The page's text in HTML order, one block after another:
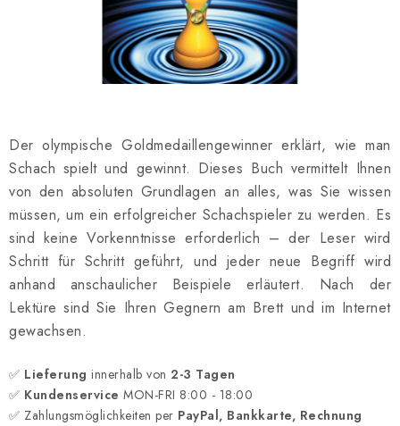
SCHACH-MERCH
SCHACH GESCHENKE
KONTAKT
Kontakt FAQ Über uns
Schachblog
Geschäftsbedingungen
Der olympische Goldmedaillengewinner erklärt, wie man
Schach spielt und gewinnt. Dieses Buch vermittelt Ihnen
von den absoluten Grundlagen an alles, was Sie wissen
müssen, um ein erfolgreicher Schachspieler zu werden. Es
sind keine Vorkenntnisse erforderlich – der Leser wird
Schritt für Schritt geführt, und jeder neue Begriff wird
anhand anschaulicher Beispiele erläutert. Nach der
Lektüre sind Sie Ihren Gegnern am Brett und im Internet
gewachsen.
✅ Lieferung innerhalb von 2-3 Tagen
✅ Kundenservice MON-FRI 8:00 - 18:00
✅ Zahlungsmöglichkeiten per PayPal, Bankkarte, Rechnung